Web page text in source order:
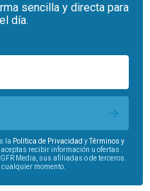
sencilla y directa para
día.
la Política de Privacidad yTérminos y
recibir información u ofertas
Media, sus afiliadas o de terceros.
momento.